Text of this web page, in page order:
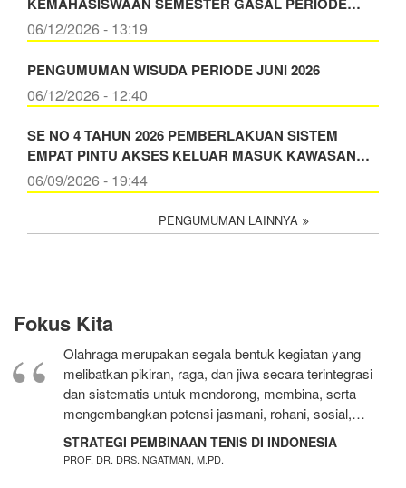
06/12/2026 - 13:19
PENGUMUMAN WISUDA PERIODE JUNI 2026
06/12/2026 - 12:40
SE NO 4 TAHUN 2026 PEMBERLAKUAN SISTEM
EMPAT PINTU AKSES KELUAR MASUK KAWASAN…
06/09/2026 - 19:44
PENGUMUMAN LAINNYA
Fokus Kita
Olahraga merupakan segala bentuk kegiatan yang
melibatkan pikiran, raga, dan jiwa secara terintegrasi
dan sistematis untuk mendorong, membina, serta
mengembangkan potensi jasmani, rohani, sosial,…
STRATEGI PEMBINAAN TENIS DI INDONESIA
PROF. DR. DRS. NGATMAN, M.PD.